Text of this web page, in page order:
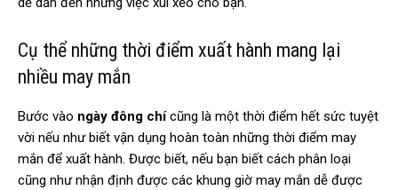
Cụ thể những thời điểm xuất hành mang lại
nhiều may mắn
Bước vào ngày đông chícũng là một thời điểm hết sức tuyệt
vời nếu như biết vận dụng hoàn toàn những thời điểm may
mắn để xuất hành. Được biết, nếu bạn biết cách phân loại
cũng như nhận định được các khung giờ may mắn dễ được